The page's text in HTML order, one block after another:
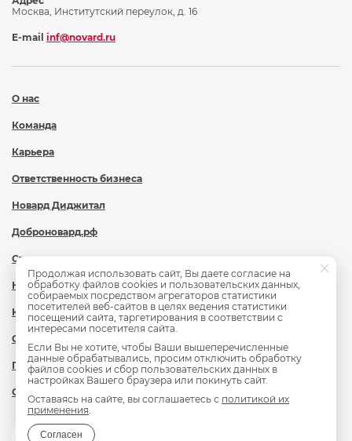
О нас
Команда
Карьера
Ответственность бизнеса
Новард Диджитал
Доброновард.рф
Статьи
Новости
Контакты
Охрана труда
Политика обработки персональных данных
Сведения об образовательной организации
Москва, Институтский переулок, д. 16
E-mail inf@novard.ru
Продолжая использовать сайт, Вы даете согласие на
обработку файлов cookies и пользовательских данных,
собираемых посредством агрегаторов статистики
посетителей веб-сайтов в целях ведения статистики
посещений сайта, таргетирования в соответствии с
интересами посетителя сайта.
Если Вы не хотите, чтобы Ваши вышеперечисленные
данные обрабатывались, просим отключить обработку
файлов cookies и сбор пользовательских данных в
настройках Вашего браузера или покинуть сайт.
Оставаясь на сайте, вы соглашаетесь с политикой их
применения.
Согласен